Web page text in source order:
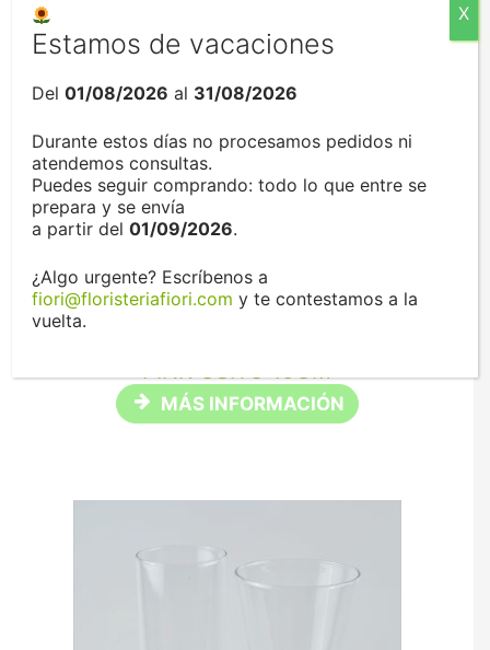
PINK OSITO 10CM
MÁS INFORMACIÓN
Estamos de vacaciones
Del01/08/2026 al 31/08/2026
Durante estos días no procesamos pedidos ni
atendemos consultas.
Puedes seguir comprando: todo lo que entre se
prepara y se envía
a partir del01/09/2026.
¿Algo urgente? Escríbenos a
fiori@floristeriafiori.com y te contestamos a la
vuelta.
X